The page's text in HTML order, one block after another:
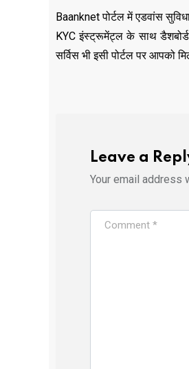
Baanknet पोर्टल में एडवांस
KYC इंस्ट्रूमेंट्ल के साथ
सर्विस भी इसी पोर्टल पर आपको
Leave a
Your email address